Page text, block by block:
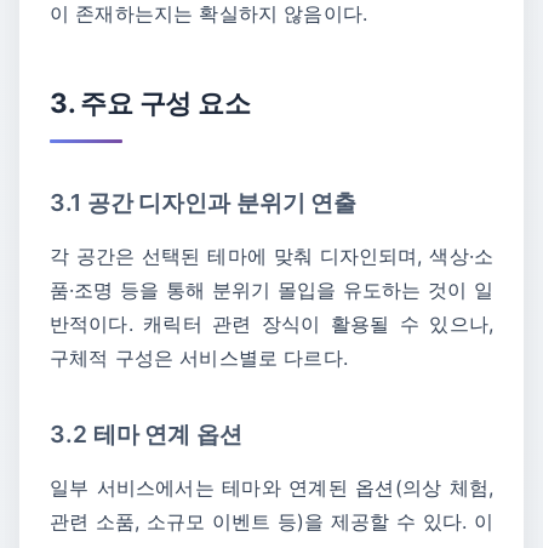
이 존재하는지는 확실하지 않음이다.
3. 주요 구성 요소
3.1 공간 디자인과 분위기 연출
각 공간은 선택된 테마에 맞춰 디자인되며, 색상·소
품·조명 등을 통해 분위기 몰입을 유도하는 것이 일
반적이다. 캐릭터 관련 장식이 활용될 수 있으나,
구체적 구성은 서비스별로 다르다.
3.2 테마 연계 옵션
일부 서비스에서는 테마와 연계된 옵션(의상 체험,
관련 소품, 소규모 이벤트 등)을 제공할 수 있다. 이